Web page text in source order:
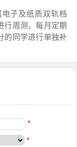
子及纸质双轨档
行周测，每月定期
的同学进行单独补
*
*